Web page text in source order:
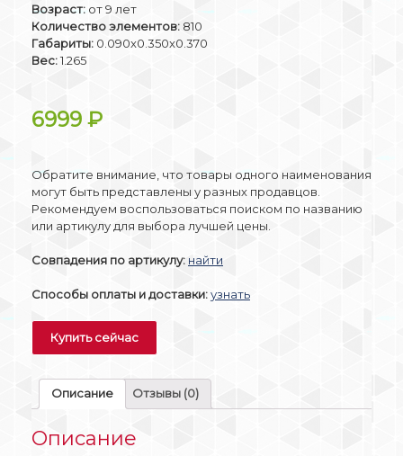
Возраст: от 9 лет
Количество элементов: 810
Габариты: 0.090x0.350x0.370
Вес:1.265
6999 ₽
Обратите внимание, что товары одного наименования
могут быть представлены у разных продавцов.
Рекомендуем воспользоваться поиском по названию
или артикулу для выбора лучшей цены.
Совпадения по артикулу: найти
Способы оплаты и доставки:узнать
Купить сейчас
Описание Отзывы (0)
Описание